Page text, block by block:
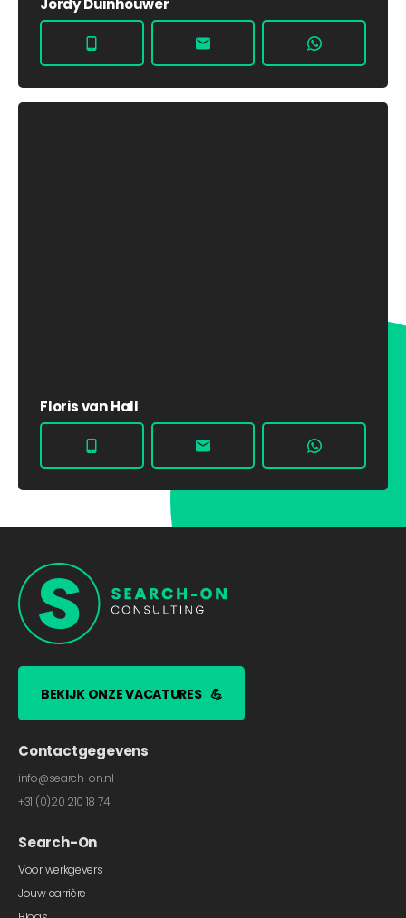
Jordy Duinhouwer
Floris van Hall
BEKIJK ONZE VACATURES 💪
Contactgegevens
info@search-on.nl
+31 (0)20 210 18 74
Search-On
Voor werkgevers
Jouw carrière